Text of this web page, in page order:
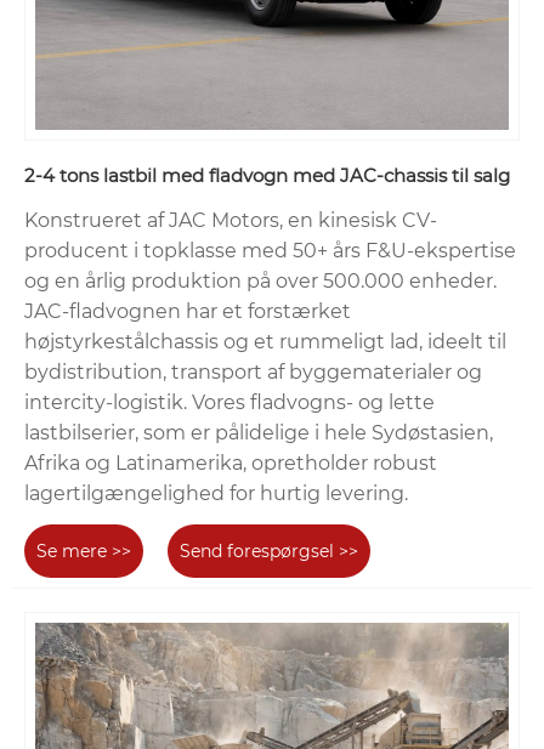
2-4 tons lastbil med fladvogn med JAC-chassis til salg
Konstrueret af JAC Motors, en kinesisk CV-
producent i topklasse med 50+ års F&U-ekspertise
og en årlig produktion på over 500.000 enheder.
JAC-fladvognen har et forstærket
højstyrkestålchassis og et rummeligt lad, ideelt til
bydistribution, transport af byggematerialer og
intercity-logistik. Vores fladvogns- og lette
lastbilserier, som er pålidelige i hele Sydøstasien,
Afrika og Latinamerika, opretholder robust
lagertilgængelighed for hurtig levering.
Se mere >> Send forespørgsel >>